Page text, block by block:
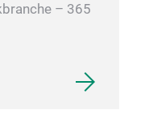
– 365